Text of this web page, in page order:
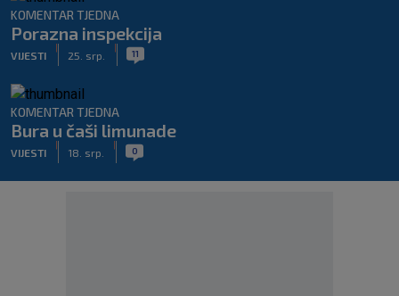
KOMENTAR TJEDNA
Porazna inspekcija
VIJESTI 25. srp. 11
KOMENTAR TJEDNA
Bura u čaši limunade
VIJESTI 18. srp. 0